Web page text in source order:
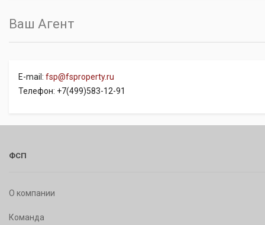
Ваш Агент
E-mail: fsp@fsproperty.ru
Телефон: +7(499)583-12-91
ФСП
О компании
Команда